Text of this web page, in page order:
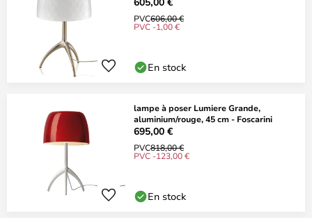
PVC606,00 €
PVC -1,00 €
En stock
lampe à poser Lumiere Grande,
aluminium/rouge, 45 cm - Foscarini
695,00 €
PVC818,00 €
PVC -123,00 €
En stock